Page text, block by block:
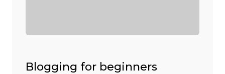
Blogging for beginners